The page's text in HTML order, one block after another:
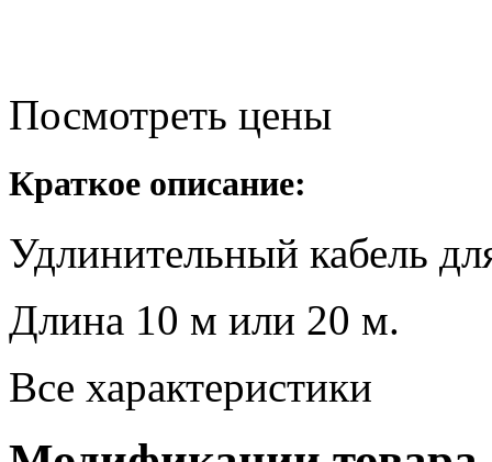
Посмотреть цены
Краткое описание:
Удлинительный кабель
Длина 10 м или 20 м.
Все характеристики